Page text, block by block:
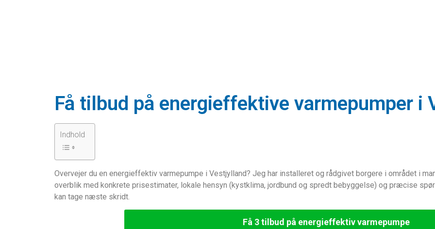
Få tilbud på energieffektive varmepumper i
Indhold
Overvejer du en energieffektiv varmepumpe i Vestjylland? Jeg har installeret og rådgivet borgere i området i
overblik med konkrete prisestimater, lokale hensyn (kystklima, jordbund og spredt bebyggelse) og præcise
kan tage næste skridt.
Få 3 tilbud på energieffektiv varmepumpe